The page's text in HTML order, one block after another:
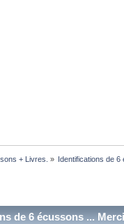
+ Livres. » Identifications de
de 6 écussons ...